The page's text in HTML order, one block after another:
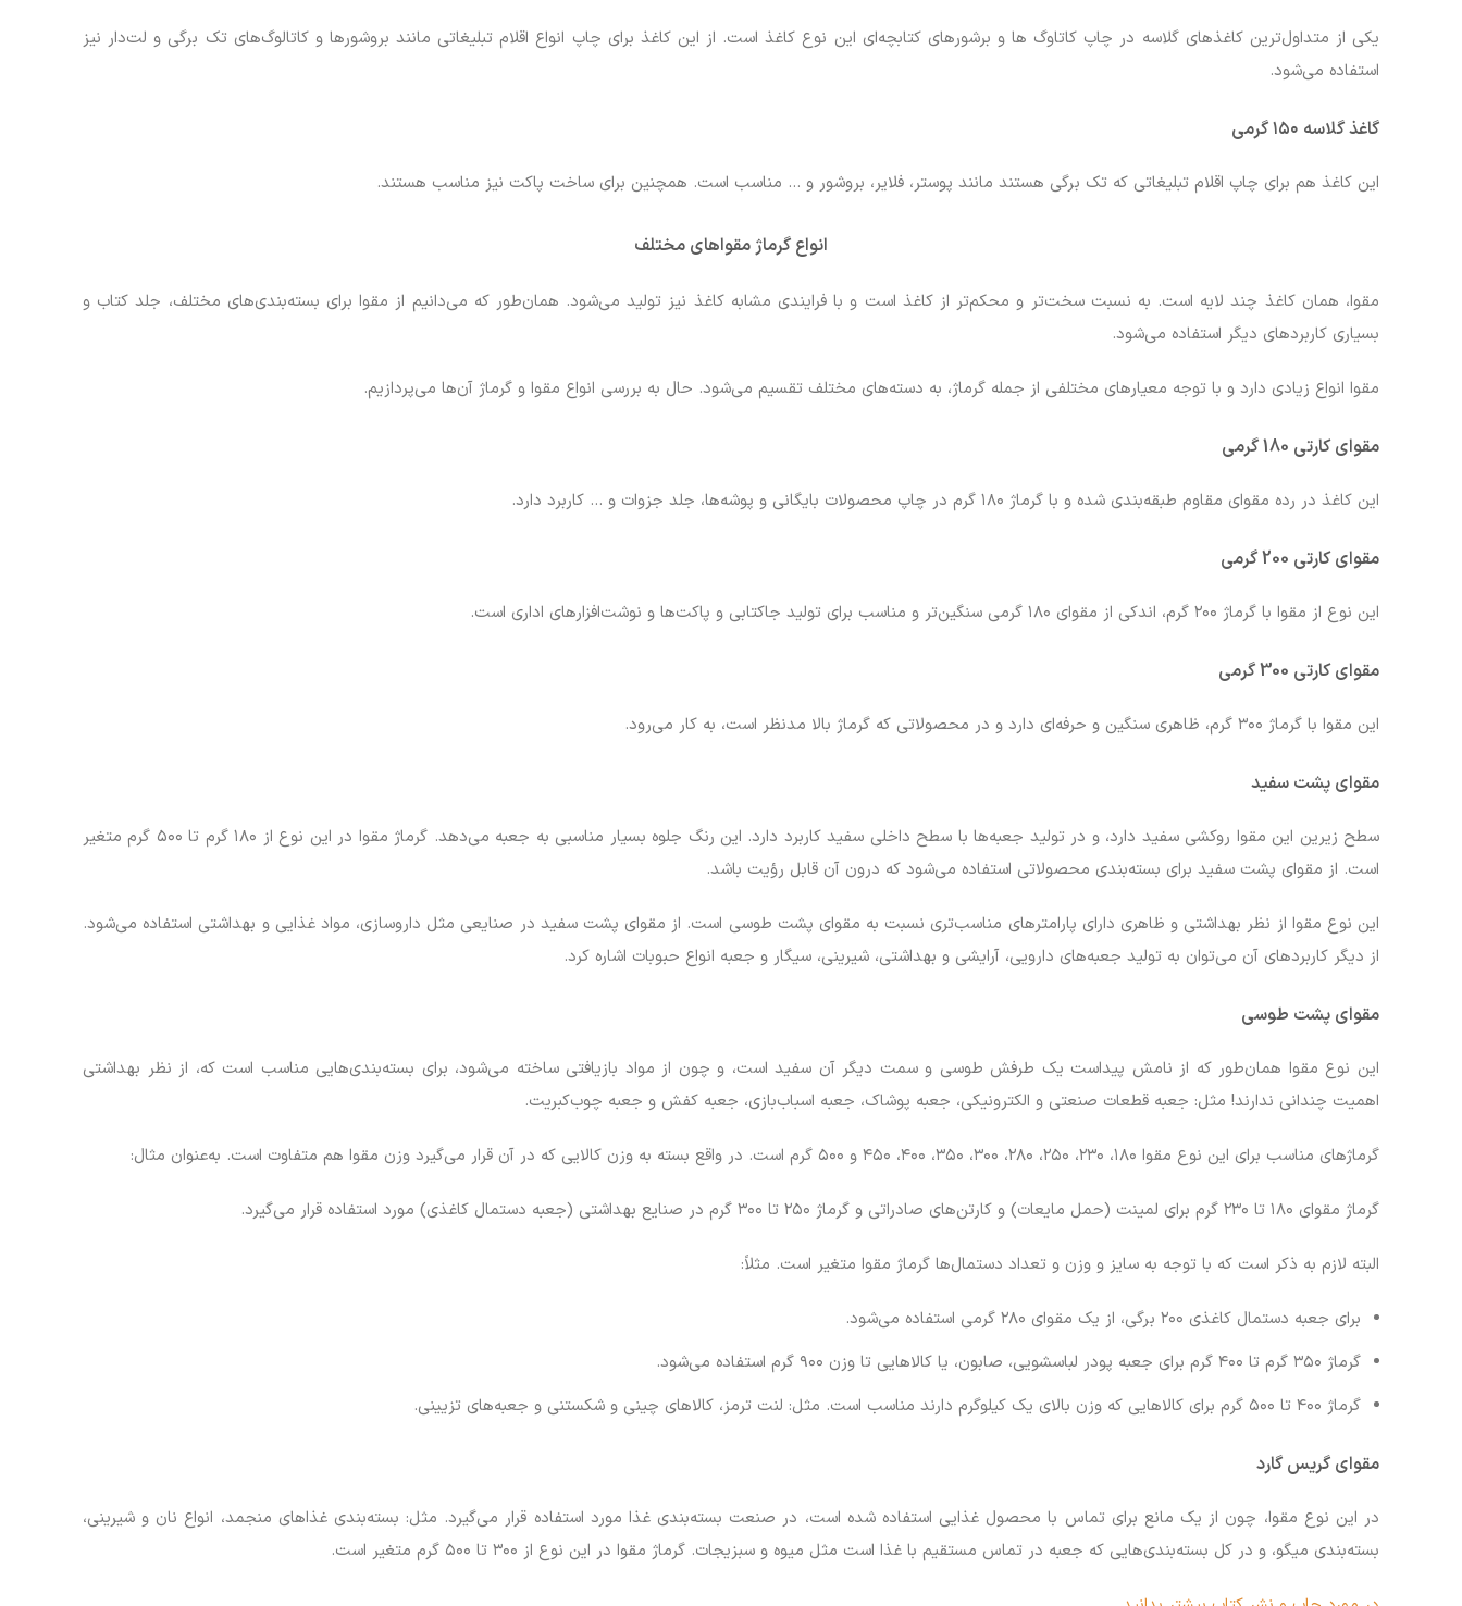
یکی از متداول‌ترین کاغذهای گلاسه در چاپ کاتاوگ ها و برشورهای کتابچه‌ای این نوع کاغذ است. از این کاغذ برای چاپ انواع اقلام تبلیغاتی مانند بروشورها و کاتالوگ‌های تک برگی و لت‌دار نیز
استفاده می‌شود.
گاغذ گلاسه ۱۵۰گرمی
این کاغذ هم برای چاپ اقلام تبلیغاتی که تک برگی هستند مانند پوستر، فلایر، بروشور و … مناسب است. همچنین برای ساخت پاکت نیز مناسب هستند.
انواع گرماژ مقواهای مختلف
مقوا، همان کاغذ چند لایه است. به نسبت سخت‌تر و محکم‌تر از کاغذ است و با فرایندی مشابه کاغذ نیز تولید می‌شود. همان‌طور که می‌دانیم از مقوا برای بسته‌بندی‌های مختلف، جلد کتاب و
بسیاری کاربردهای دیگر استفاده می‌شود.
مقوا انواع زیادی دارد و با توجه معیارهای مختلفی از جمله گرماژ، به دسته‌های مختلف تقسیم می‌شود. حال به بررسی انواع مقوا و گرماژ آن‌ها می‌پردازیم.
مقوای کارتی 180 گرمی
این کاغذ در رده مقوای مقاوم طبقه‌بندی شده و با گرماژ ۱۸۰ گرم در چاپ محصولات بایگانی و پوشه‌ها، جلد جزوات و … کاربرد دارد.
مقوای کارتی 200 گرمی
این نوع از مقوا با گرماژ ۲۰۰ گرم، اندکی از مقوای ۱۸۰ گرمی سنگین‌تر و مناسب برای تولید جاکتابی و پاکت‌ها و نوشت‌افزارهای اداری است.
مقوای کارتی 300 گرمی
این مقوا با گرماژ ۳۰۰ گرم، ظاهری سنگین و حرفه‌ای دارد و در محصولاتی که گرماژ بالا مدنظر است، به کار می‌رود.
مقوای پشت سفید
سطح زیرین این مقوا روکشی سفید دارد، و در تولید جعبه‌ها با سطح داخلی سفید کاربرد دارد. این رنگ جلوه بسیار مناسبی به جعبه می‌دهد. گرماژ مقوا در این نوع از ۱۸۰ گرم تا ۵۰۰ گرم متغیر
است. از مقوای پشت سفید برای بسته‌بندی محصولاتی استفاده می‌شود که درون آن قابل رؤیت باشد.
این نوع مقوا از نظر بهداشتی و ظاهری دارای پارامترهای مناسب‌تری نسبت به مقوای پشت طوسی است. از مقوای پشت سفید در صنایعی مثل داروسازی، مواد غذایی و بهداشتی استفاده می‌شود.
از دیگر کاربردهای آن می‌توان به تولید جعبه‌های دارویی، آرایشی و بهداشتی، شیرینی، سیگار و جعبه انواع حبوبات اشاره کرد.
مقوای پشت طوسی
این نوع مقوا همان‌طور که از نامش پیداست یک طرفش طوسی و سمت دیگر آن سفید است، و چون از مواد بازیافتی ساخته می‌شود، برای بسته‌بندی‌هایی مناسب است که، از نظر بهداشتی
اهمیت چندانی ندارند! مثل: جعبه قطعات صنعتی و الکترونیکی، جعبه پوشاک، جعبه اسباب‌بازی، جعبه کفش و جعبه چوب‌کبریت.
گرماژهای مناسب برای این نوع مقوا ۱۸۰، ۲۳۰، ۲۵۰، ۲۸۰، ۳۰۰، ۳۵۰، ۴۰۰، ۴۵۰ و ۵۰۰ گرم است. در واقع بسته به وزن کالایی که در آن قرار می‌گیرد وزن مقوا هم متفاوت است. به‌عنوان مثال:
گرماژ مقوای ۱۸۰ تا ۲۳۰ گرم برای لمینت (حمل مایعات) و کارتن‌های صادراتی و گرماژ ۲۵۰ تا ۳۰۰ گرم در صنایع بهداشتی (جعبه دستمال کاغذی) مورد استفاده قرار می‌گیرد.
البته لازم به ذکر است که با توجه به سایز و وزن و تعداد دستمال‌ها گرماژ مقوا متغیر است. مثلاً:
برای جعبه دستمال کاغذی ۲۰۰ برگی، از یک مقوای ۲۸۰ گرمی استفاده می‌شود.
گرماژ ۳۵۰ گرم تا ۴۰۰ گرم برای جعبه پودر لباسشویی، صابون، یا کالاهایی تا وزن ۹۰۰ گرم استفاده می‌شود.
گرماژ ۴۰۰ تا ۵۰۰ گرم برای کالاهایی که وزن بالای یک کیلوگرم دارند مناسب است. مثل: لنت ترمز، کالاهای چینی و شکستنی و جعبه‌های تزیینی.
مقوای گریس گارد
در این نوع مقوا، چون از یک مانع برای تماس با محصول غذایی استفاده شده است، در صنعت بسته‌بندی غذا مورد استفاده قرار می‌گیرد. مثل: بسته‌بندی غذاهای منجمد، انواع نان و شیرینی،
بسته‌بندی میگو، و در کل بسته‌بندی‌هایی که جعبه در تماس مستقیم با غذا است مثل میوه و سبزیجات. گرماژ مقوا در این نوع از ۳۰۰ تا ۵۰۰ گرم متغیر است.